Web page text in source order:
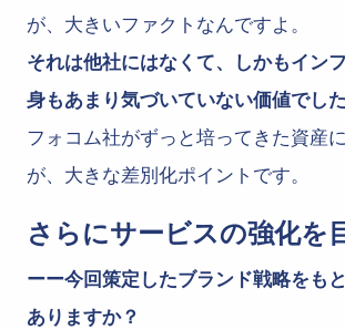
が、大きいファクトなんですよ。
それは他社にはなくて、しかもイン
身もあまり気づいていない価値でした
フォコム社がずっと培ってきた資産
が、大きな差別化ポイントです。
さらにサービスの強化を
ーー今回策定したブランド戦略をも
ありますか？